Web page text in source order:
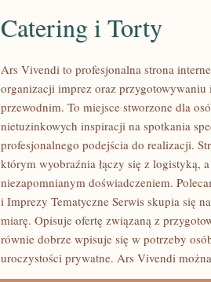
Catering i Torty
Ars Vivendi to profesjonalna strona
organizacji imprez oraz
przewodnim. To miejsce stworzone dla
nietuzinkowych inspiracji na spotkania
profesjonalnego podejścia do realizacji.
którym wyobraźnia łączy się z logistyką,
niezapomnianym doświadczeniem.
i Imprezy Tematyczne Serwis skupia się
miarę. Opisuje ofertę związaną z
równie dobrze wpisuje się w potrzeby
uroczystości prywatne. Ars Vivendi można